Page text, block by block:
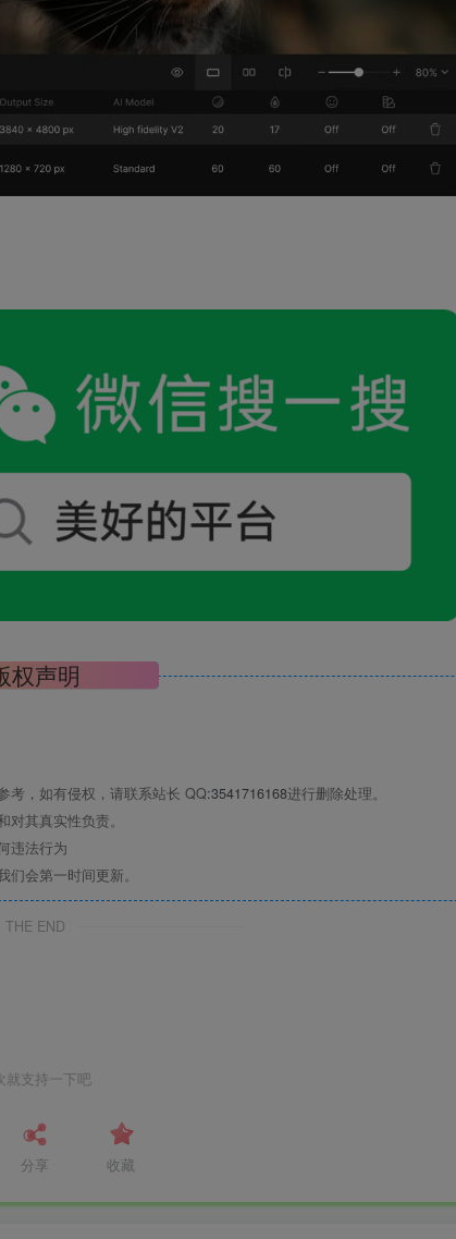
权声明
考，如有侵权，请联系站长 QQ:3541716168进行删除处理。
其真实性负责。
违法行为
会第一时间更新。
THE END
就支持一下吧
分享 收藏